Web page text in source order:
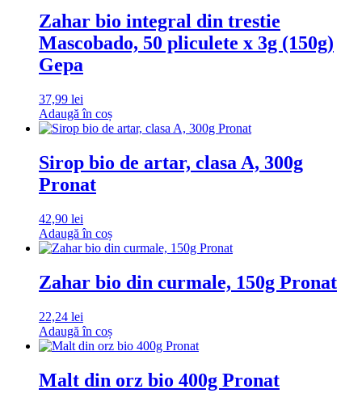
Zahar bio integral din trestie
Mascobado, 50 pliculete x 3g (150g)
Gepa
37,99 lei
Adaugă în coș
Sirop bio de artar, clasa A, 300g
Pronat
42,90 lei
Adaugă în coș
Zahar bio din curmale, 150g Pronat
22,24 lei
Adaugă în coș
Malt din orz bio 400g Pronat